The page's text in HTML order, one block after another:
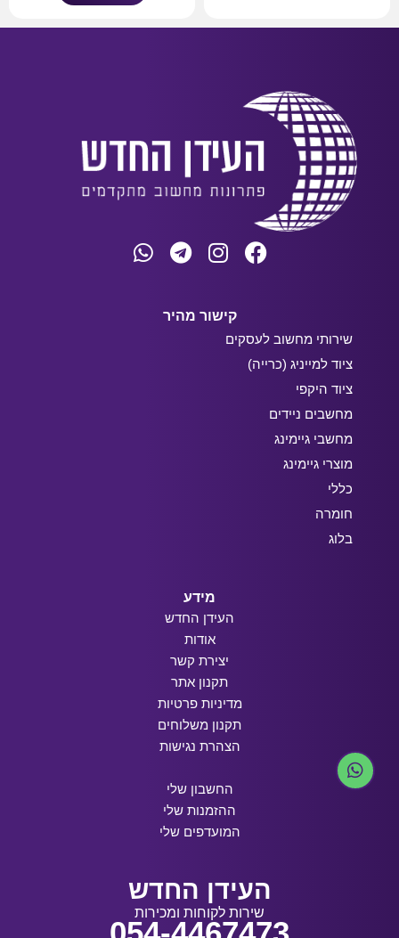
קישור מהיר
שירותי מחשוב לעסקים
ציוד למייניג (כרייה)
ציוד היקפי
מחשבים ניידים
מחשבי גיימינג
מוצרי גיימינג
כללי
חומרה
בלוג
מידע
העידן החדש
אודות
יצירת קשר
תקנון אתר
מדיניות פרטיות
תקנון משלוחים
הצהרת נגישות
החשבון שלי
ההזמנות שלי
המועדפים שלי
העידן החדש
שירות לקוחות ומכירות